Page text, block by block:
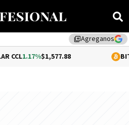
library_addAgreganos
$1,577.88 0.05%